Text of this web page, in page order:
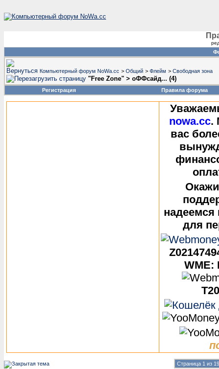
Компьютерный форум NoWa.cc > Общий > Флейм > Свободная зона
"Free Zone" > оФФсайд... (4)
Регистрация Правила форума
nowa.cc.
вас
надеемся
для
WME:
Страница 1 из